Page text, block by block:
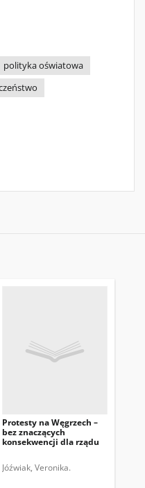
polityka oświatowa
Protesty na Węgrzech –
bez znaczących
konsekwencji dla rządu
Jóźwiak, Veronika.